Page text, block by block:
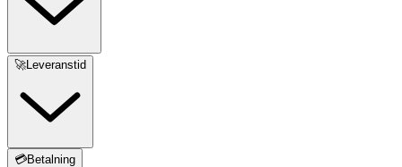
🚀Leveranstid
💳Betalning